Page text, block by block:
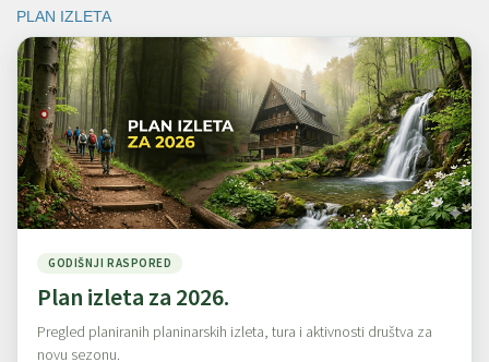
PLAN IZLETA
GODIŠNJI RASPORED
Plan izleta za 2026.
Pregled planiranih planinarskih izleta, tura i aktivnosti društva za
novu sezonu.